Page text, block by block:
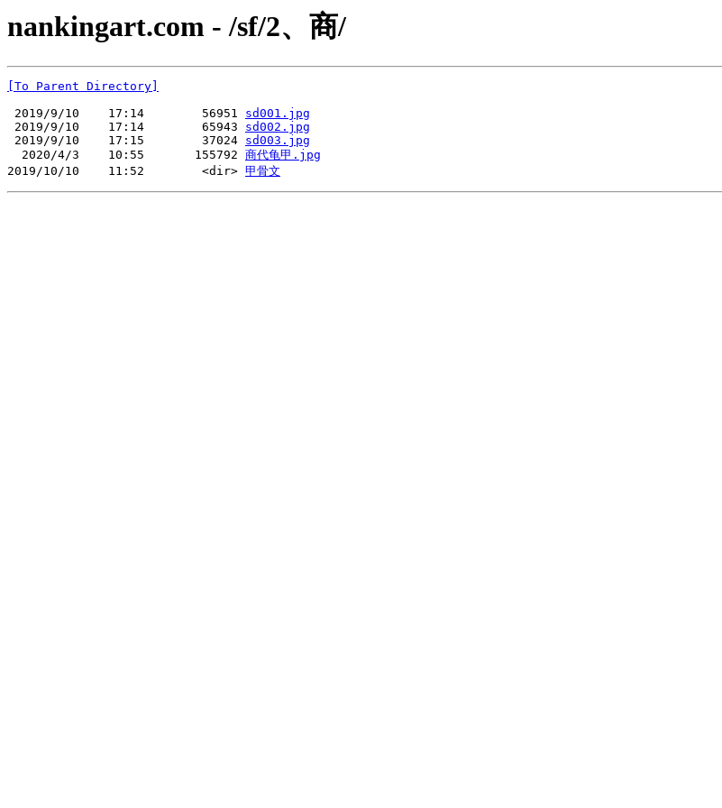
nankingart.com - /sf/2、商/
[To Parent Directory]
2019/9/10    17:14        56951 sd001.jpg
2019/9/10    17:14        65943 sd002.jpg
2019/9/10    17:15        37024 sd003.jpg
  2020/4/3    10:55       155792
商代龟甲.jpg
2019/10/10    11:52        <dir> 甲骨文